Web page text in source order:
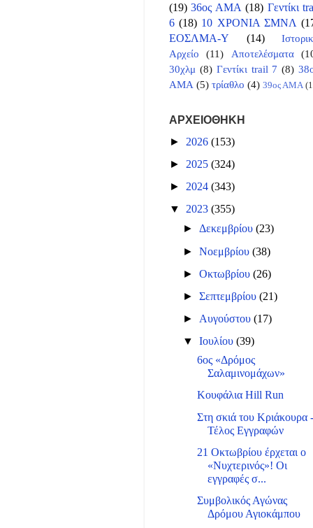
(19) 36ος ΑΜΑ (18) Γεντίκι
6 (18) 10 ΧΡΟΝΙΑ ΣΜΝΛ
ΕΟΣΛΜΑ-Υ
(14)
Αρχείο
(11) Αποτελέσματα
30χλμ (8) Γεντίκι trail 7 (8)
ΑΜΑ (5) τρίαθλο (4) 39ος ΑΜΑ
ΑΡΧΕΙΟΘΗΚΗ
► 2026 (153)
► 2025 (324)
► 2024 (343)
▼ 2023 (355)
► Δεκεμβρίου(23)
►Νοεμβρίου(38)
►Οκτωβρίου(26)
►Σεπτεμβρίου(21)
► Αυγούστου(17)
▼Ιουλίου(39)
6ος «Δρόμος
Σαλαμινομάχων»
Κουφάλια Hill Run
Στη σκιά του Κριάκουρα -
Τέλος Εγγραφών
21 Οκτωβρίου έρχεται ο
«Νυχτερινός»! Οι
εγγραφές σ...
Συμβολικός Αγώνας
Δρόμου Αγιοκάμπου